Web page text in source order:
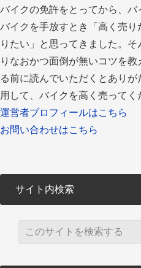
バイクの免許をとってから、バ
バイクを手放すとき「高く売
りたい」と思ってきました。
りなおかつ面倒が無いコツを
る前に読んでいただくとあり
用して、バイクを高く売ってく
運営者プロフィールはこちら
お問い合わせはこちら
サイト内検索